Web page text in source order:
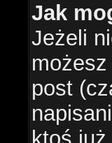
Jak
Jeżeli
post